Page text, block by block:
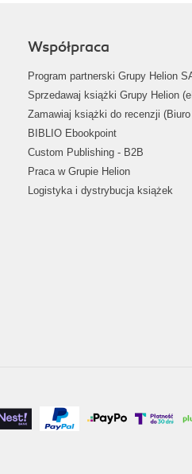
Współpraca
Program partnerski Grupy Helion
Sprzedawaj książki Grupy Helion
Zamawiaj książki do recenzji
BIBLIO Ebookpoint
Custom Publishing - B2B
Praca w Grupie Helion
Logistyka i dystrybucja książek